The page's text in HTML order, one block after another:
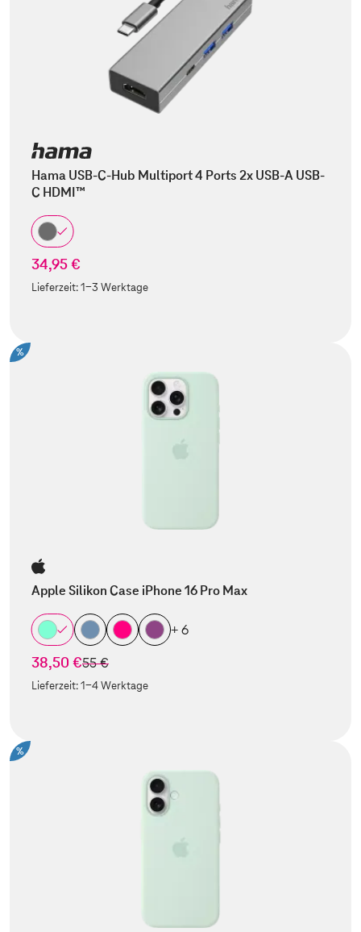
Hama USB-C-Hub Multiport 4 Ports 2x USB-A USB-
C HDMI™
34,95 €
Lieferzeit:1-3 Werktage
%
Apple Silikon Case iPhone 16 Pro Max
+ 6
38,50 €statt
55 €
Lieferzeit:1-4 Werktage
%